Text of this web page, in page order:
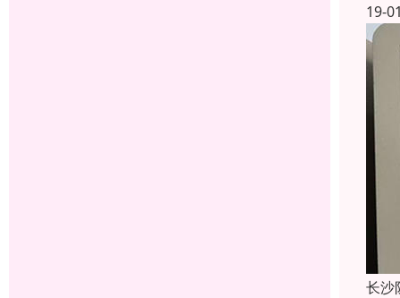
19-
长沙